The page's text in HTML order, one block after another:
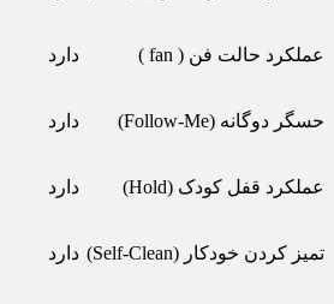
عملکرد حالت فن ( fan ) دارد
حسگر دوگانه (Follow-Me) دارد
عملکرد قفل کودک (Hold) دارد
تمیز کردن خودکار (Self-Clean) دارد